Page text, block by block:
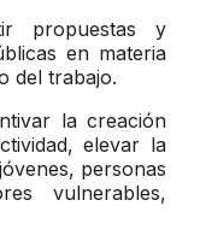
propuestas y
en materia
del trabajo.
la creación
elevar la
personas
vulnerables,